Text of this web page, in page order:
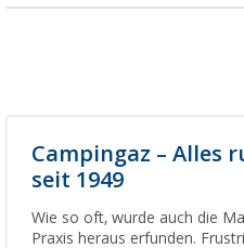
Campingaz – Alles
seit 1949
Wie so oft, wurde auch die
Praxis heraus erfunden.